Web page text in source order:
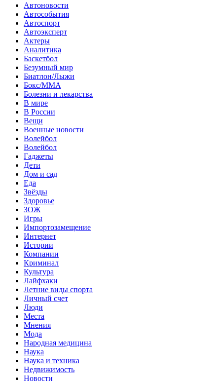
Автоновости
Автособытия
Автоспорт
Автоэксперт
Актеры
Аналитика
Баскетбол
Безумный мир
Биатлон/Лыжи
Бокс/MMA
Болезни и лекарства
В мире
В России
Вещи
Военные новости
Волейбол
Волейбол
Гаджеты
Дети
Дом и сад
Еда
Звёзды
Здоровье
ЗОЖ
Игры
Импортозамещение
Интернет
Истории
Компании
Криминал
Культура
Лайфхаки
Летние виды спорта
Личный счет
Люди
Места
Мнения
Мода
Народная медицина
Наука
Наука и техника
Недвижимость
Новости